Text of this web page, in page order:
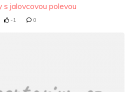
s jalovcovou polevou
-1 0